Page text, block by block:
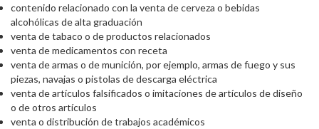
contenido relacionado con la venta de cerveza o bebidas
alcohólicas de alta graduación
venta de tabaco o de productos relacionados
venta de medicamentos con receta
venta de armas o de munición, por ejemplo, armas de fuego y sus
piezas, navajas o pistolas de descarga eléctrica
venta de artículos falsificados o imitaciones de artículos de diseño
o de otros artículos
venta o distribución de trabajos académicos